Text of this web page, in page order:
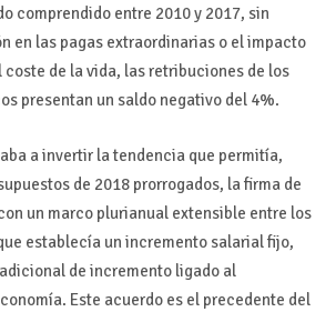
comprendido entre 2010 y 2017, sin
en las pagas extraordinarias o el impacto
de la vida, las retribuciones de los
presentan un saldo negativo del 4%.
a invertir la tendencia que permitía,
de 2018 prorrogados, la firma de
un marco plurianual extensible entre los
establecía un incremento salarial fijo,
de incremento ligado al
Este acuerdo es el precedente del